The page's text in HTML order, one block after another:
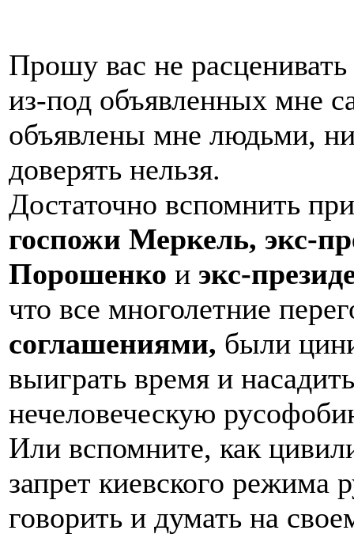
Прошу вас не
из-под объявленных мне
объявлены мне людьми,
доверять нельзя.
Достаточно вспомнить
госпожи Меркель, экс-
Порошенко и экс-
что все многолетние
соглашениями, были
выиграть время и
нечеловеческую
Или вспомните, как
запрет киевского
говорить и думать на